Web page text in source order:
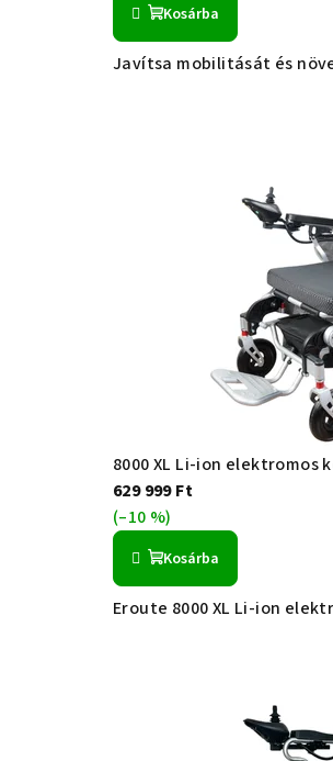
Kosárba
Javítsa mobilitását és
8000 XL Li-ion elektromos
629 999 Ft
(–10 %)
Kosárba
Eroute 8000 XL Li-ion